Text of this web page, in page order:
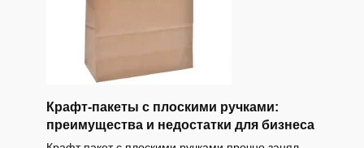
Крафт-пакеты с плоскими ручками:
преимущества и недостатки для бизнеса